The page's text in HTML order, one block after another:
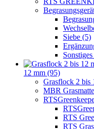
Siebe (5)
12 mm (95)
Grasflock 2 bis
MBR
RTS
RTS